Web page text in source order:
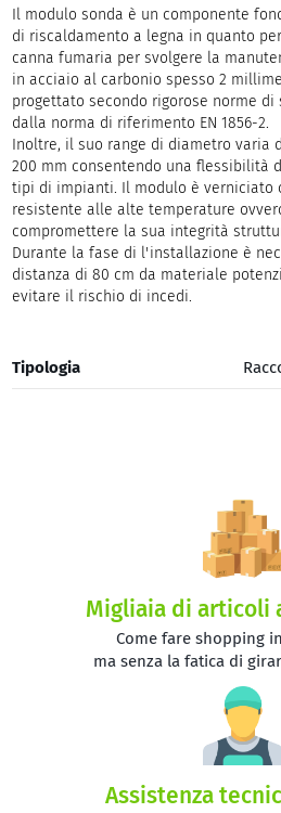
Il modulo sonda è un componente
di riscaldamento a legna in quanto
canna fumaria per svolgere la
in acciaio al carbonio spesso 2
progettato secondo rigorose norme di
dalla norma di riferimento EN 1856-2.
Inoltre, il suo range di diametro varia
200 mm consentendo una flessibilità
tipi di impianti. Il modulo è verniciato
resistente alle alte temperature
compromettere la sua integrità
Durante la fase di l'installazione è
distanza di 80 cm da materiale
evitare il rischio di incedi.
Tipologia
Migliaia di articoli
Come fare shopping
ma senza la fatica di
Assistenza